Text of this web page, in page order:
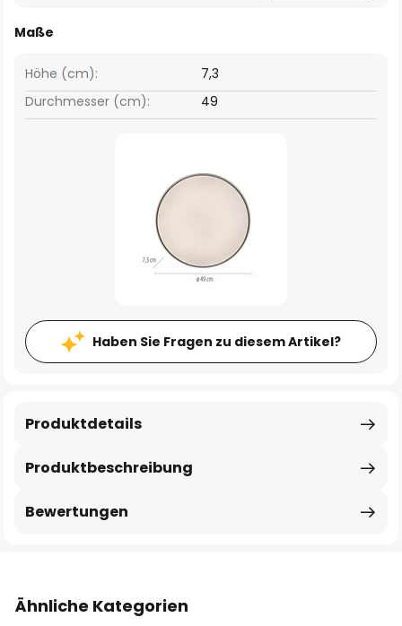
Maße
Höhe (cm):
7,3
Durchmesser (cm):
49
Haben Sie Fragen zu diesem Artikel?
Produktbeschreibung
Produktdetails
Bewertungen
Ähnliche Kategorien